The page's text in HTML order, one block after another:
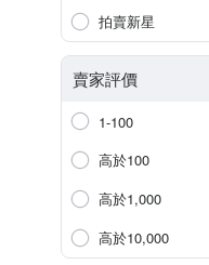
拍賣新星
賣家評價
1-100
高於100
高於1,000
高於10,000